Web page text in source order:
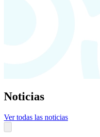
Noticias
Ver todas las noticias